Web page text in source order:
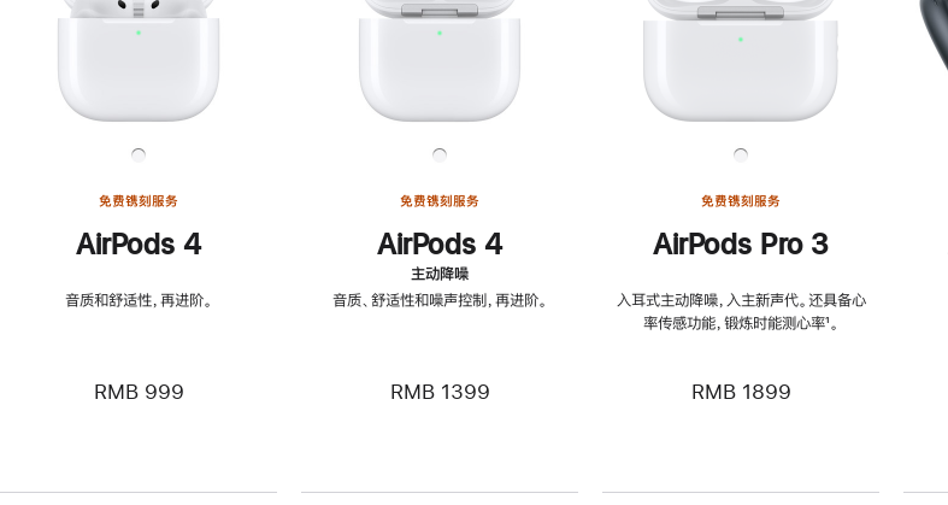
免费镌刻服务
AirPods 4
音质和舒适性，再进阶。
RMB 999
免费镌刻服务
AirPods 4
主动降噪
音质、舒适性和噪声控制，再进阶。
RMB 1399
免费镌刻服务
AirPods Pro 3
入耳式主动降噪，入主新声代。还具备心
率传感功能，锻炼时能测心率脚
¹。
RMB 1899